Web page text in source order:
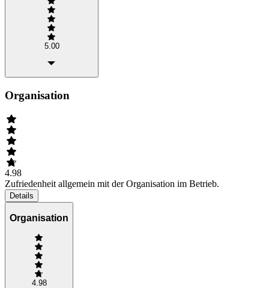
5.00
Organisation
4.98
Zufriedenheit allgemein mit der Organisation im Betrieb.
Details
Organisation
4.98